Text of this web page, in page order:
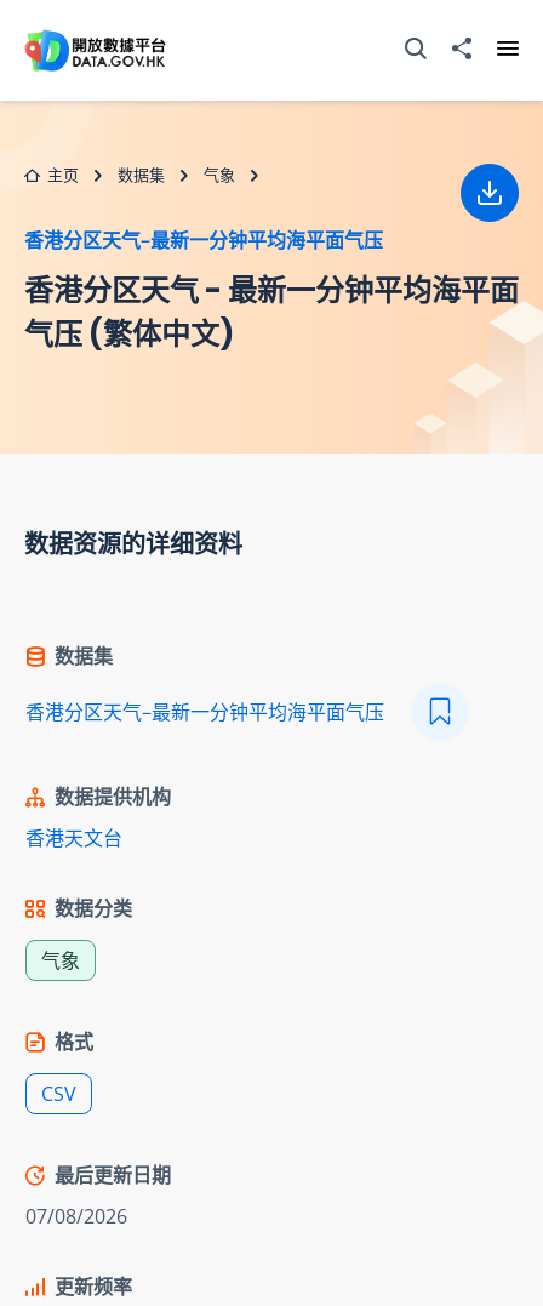
打开搜寻器分享至
主页 数据集 气象
香港分区天气–最新一分钟平均海平面气压
香港分区天气 - 最新一分钟平均海平面
气压 (繁体中文)
下载
数据资源的详细资料
数据集
香港分区天气–最新一分钟平均海平面气压
数据提供机构
香港天文台
数据分类
气象
格式
CSV
最后更新日期
07/08/2026
更新频率